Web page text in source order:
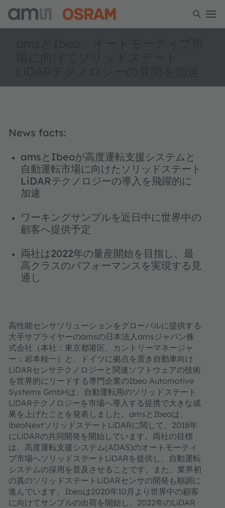
News facts:
amsとIbeoが高度運転支援システムと
自動運転市場に向けたソリッドステート
LiDARテクノロジーの導入を飛躍的に
加速
ワーキングサンプルを近日中に世界中の
顧客へ提供予定
両社は2022年の量産開始を目指し、最
高クラスのパフォーマンスを実現する見
通し
高性能センサソリューションをグローバルに提供する
大手サプライヤーのamsの日本法人amsジャパン株
式会社（本社：東京都港区、カントリーマネージャ
ー：岩本桂一）と、ドイツに拠点を置き自動車向け
LiDARセンサテクノロジーと関連ソフトウェアの技術
を世界的にリードする専門企業のIbeo Automotive
Systems GmbHは、自動運転用のソリッドステート
LiDARテクノロジーを市場へ導入する提携で大きな成
果を上げたことを発表しました。amsとIbeoは、
ibeoNextソリッドステートLiDARに関して、2018年
にLiDARの共同開発を開始しています。両社の目標
は、高度運転支援システム(ADAS)のオートモーティ
ブ市場へソリッドステートLiDARを提供し、自動運転
システムの採用を普及させることです。また、業界初
の真のソリッドステートLiDARセンサの開発も順調に
進んでいます。Ibeoは2020年10月より世界中の顧客
に向けてサンプルの出荷を開始し、2022年のLiDAR